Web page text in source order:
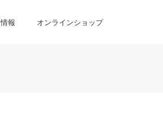
報 オンラインショップ